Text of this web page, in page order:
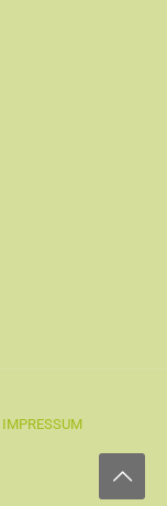
IMPRESSUM